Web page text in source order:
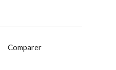
Comparer